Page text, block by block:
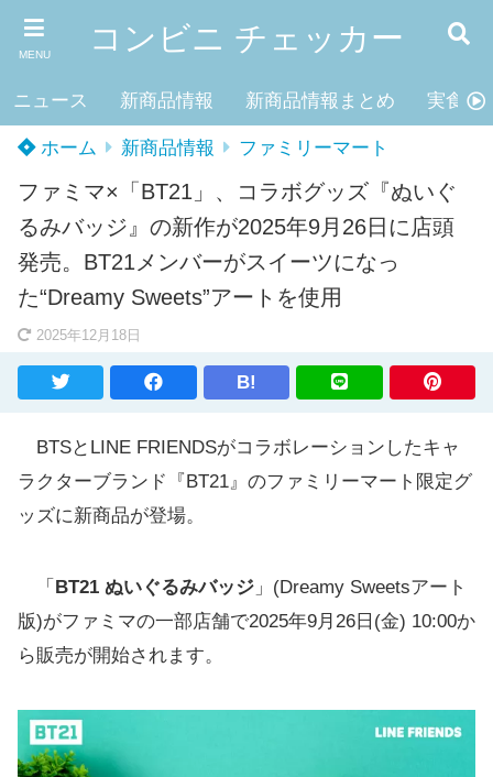
MENU コンビニ チェッカー
ニュース 新商品情報 新商品情報まとめ 実食レ
ホーム 新商品情報 ファミリーマート
ファミマ×「BT21」、コラボグッズ『ぬいぐ
るみバッジ』の新作が2025年9月26日に店頭
発売。BT21メンバーがスイーツになっ
た“Dreamy Sweets”アートを使用
2025年12月18日
B!
BTSとLINE FRIENDSがコラボレーションしたキャ
ラクターブランド『BT21』のファミリーマート限定グ
ッズに新商品が登場。
「 BT21 ぬいぐるみバッジ 」(Dreamy Sweetsアート
版)がファミマの一部店舗で2025年9月26日(金) 10:00か
ら販売が開始されます。